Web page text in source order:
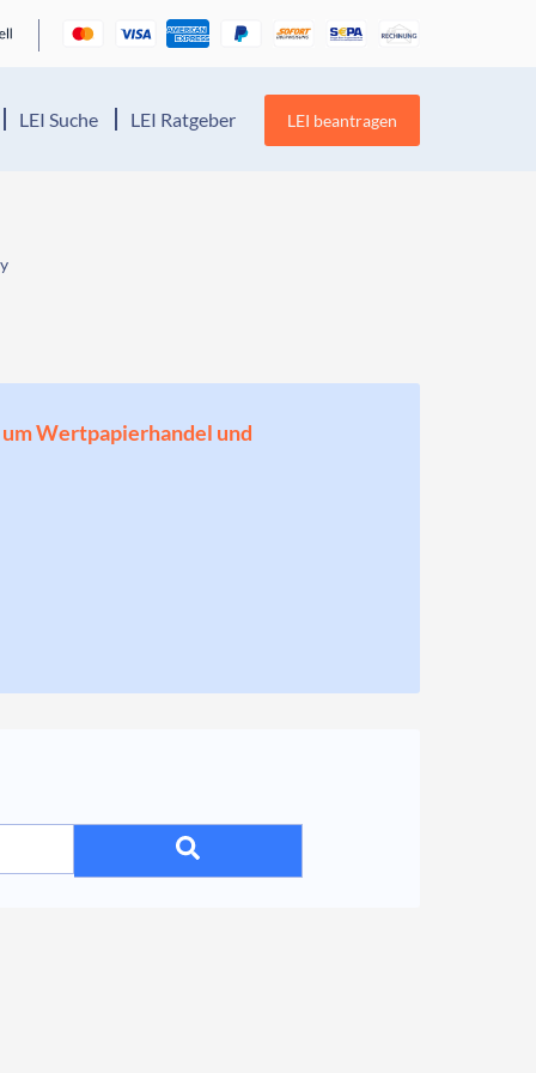
LEI Suche LEI Ratgeber LEI beantragen
Wertpapierhandel und